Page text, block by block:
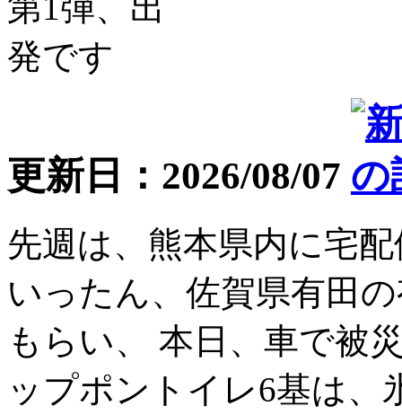
更新日：2026/08/07
先週は、熊本県内に宅
いったん、佐賀県有田
もらい、 本日、車で被
ップポントイレ6基は、